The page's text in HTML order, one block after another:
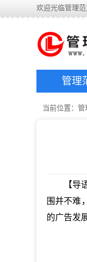
欢迎光临管理范
管理
当前位置： 管
【
围并不难
的广告发